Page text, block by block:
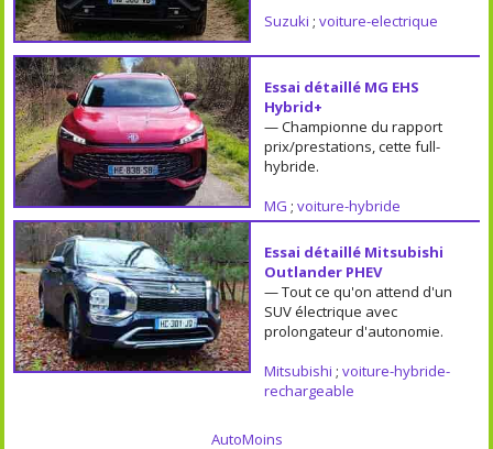
Suzuki ; voiture-electrique
Essai détaillé MG EHS
Hybrid+
— Championne du rapport
prix/prestations, cette full-
hybride.
MG ; voiture-hybride
Essai détaillé Mitsubishi
Outlander PHEV
— Tout ce qu'on attend d'un
SUV électrique avec
prolongateur d'autonomie.
Mitsubishi ; voiture-hybride-
rechargeable
AutoMoins